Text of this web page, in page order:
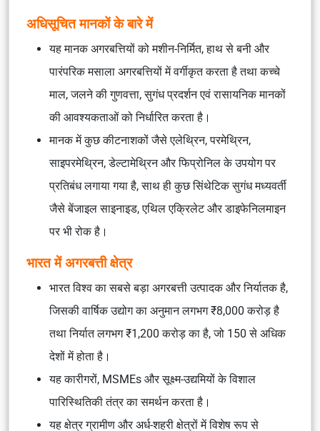
अधिसूचित मानकों के बारे में
यह मानक अगरबत्तियों को मशीन-निर्मित, हाथ से बनी और
पारंपरिक मसाला अगरबत्तियों में वर्गीकृत करता है तथा कच्चे
माल, जलने की गुणवत्ता, सुगंध प्रदर्शन एवं रासायनिक मानकों
की आवश्यकताओं को निर्धारित करता है।
मानक में कुछ कीटनाशकों जैसे एलेथ्रिन, परमेथ्रिन,
साइपरमेथ्रिन, डेल्टामेथ्रिन और फिप्रोनिल के उपयोग पर
प्रतिबंध लगाया गया है, साथ ही कुछ सिंथेटिक सुगंध मध्यवर्ती
जैसे बेंजाइल साइनाइड, एथिल एक्रिलेट और डाइफेनिलमाइन
पर भी रोक है।
भारत में अगरबत्ती क्षेत्र
भारत विश्व का सबसे बड़ा अगरबत्ती उत्पादक और निर्यातक है,
जिसकी वार्षिक उद्योग का अनुमान लगभग ₹8,000 करोड़ है
तथा निर्यात लगभग ₹1,200 करोड़ का है, जो 150 से अधिक
देशों में होता है।
यह कारीगरों, MSMEs और सूक्ष्म-उद्यमियों के विशाल
पारिस्थितिकी तंत्र का समर्थन करता है।
यह क्षेत्र ग्रामीण और अर्ध-शहरी क्षेत्रों में विशेष रूप से